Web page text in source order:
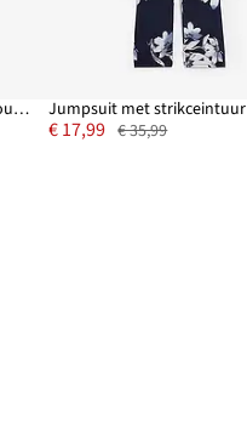
Jeans jumpsuit met korte mouwen Jumpsuit met strikceintuur
€ 17,99 € 35,99